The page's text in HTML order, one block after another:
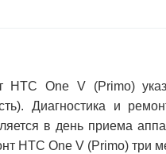
HTC One V (Primo)
Диагностика и
в день приема
HTC One V (Primo) три